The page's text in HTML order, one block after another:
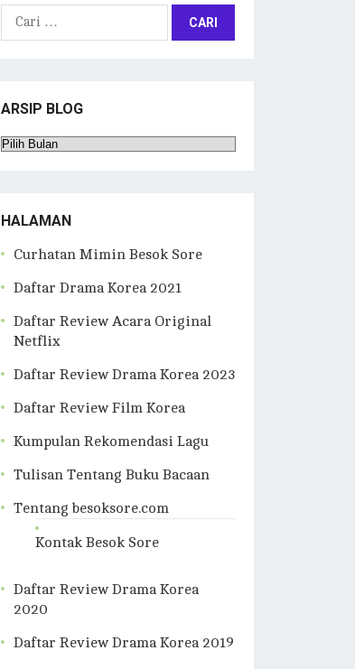
Cari
ARSIP BLOG
Arsip
HALAMAN
Curhatan Mimin Besok Sore
Daftar Drama Korea 2021
Daftar Review Acara Original
Netflix
Daftar Review Drama Korea 2023
Daftar Review Film Korea
Kumpulan Rekomendasi Lagu
Tulisan Tentang Buku Bacaan
Tentang besoksore.com
Kontak Besok Sore
Daftar Review Drama Korea
2020
Daftar Review Drama Korea 2019